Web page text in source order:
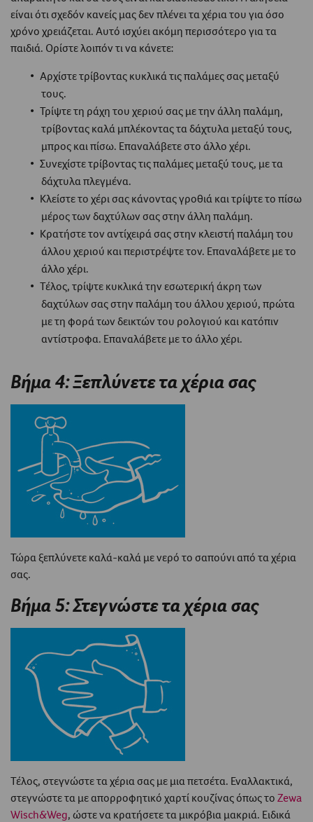
είναι ότι σχεδόν κανείς μας δεν πλένει τα χέρια του για όσο
χρόνο χρειάζεται. Αυτό ισχύει ακόμη περισσότερο για τα
παιδιά. Ορίστε λοιπόν τι να κάνετε:
Αρχίστε τρίβοντας κυκλικά τις παλάμες σας μεταξύ
τους.
Τρίψτε τη ράχη του χεριού σας με την άλλη παλάμη,
τρίβοντας καλά μπλέκοντας τα δάχτυλα μεταξύ τους,
μπρος και πίσω. Επαναλάβετε στο άλλο χέρι.
Συνεχίστε τρίβοντας τις παλάμες μεταξύ τους, με τα
δάχτυλα πλεγμένα.
Κλείστε το χέρι σας κάνοντας γροθιά και τρίψτε το πίσω
μέρος των δαχτύλων σας στην άλλη παλάμη.
Κρατήστε τον αντίχειρά σας στην κλειστή παλάμη του
άλλου χεριού και περιστρέψτε τον. Επαναλάβετε με το
άλλο χέρι.
Τέλος, τρίψτε κυκλικά την εσωτερική άκρη των
δαχτύλων σας στην παλάμη του άλλου χεριού, πρώτα
με τη φορά των δεικτών του ρολογιού και κατόπιν
αντίστροφα. Επαναλάβετε με το άλλο χέρι.
Βήμα 4: Ξεπλύνετε τα χέρια σας
Τώρα ξεπλύνετε καλά-καλά με νερό το σαπούνι από τα χέρια
σας.
Βήμα 5: Στεγνώστε τα χέρια σας
Τέλος, στεγνώστε τα χέρια σας με μια πετσέτα. Εναλλακτικά,
στεγνώστε τα με απορροφητικό χαρτί κουζίνας όπως το Zewa
Wisch&Weg, ώστε να κρατήσετε τα μικρόβια μακριά. Ειδικά